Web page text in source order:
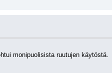
monipuolisista ruutujen käytöstä.